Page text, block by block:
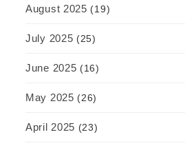
August 2025 (19)
July 2025 (25)
June 2025 (16)
May 2025 (26)
April 2025 (23)